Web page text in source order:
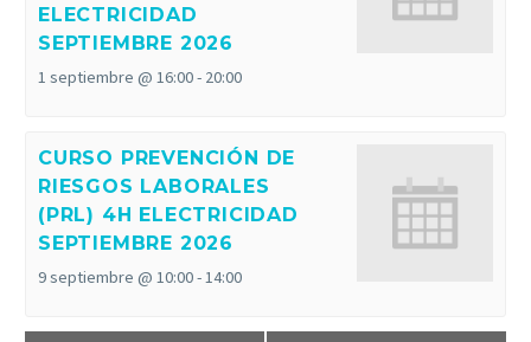
ELECTRICIDAD
SEPTIEMBRE 2026
1 septiembre @ 16:00- 20:00
CURSO PREVENCIÓN DE
RIESGOS LABORALES
(PRL) 4H ELECTRICIDAD
SEPTIEMBRE 2026
9 septiembre @ 10:00-14:00